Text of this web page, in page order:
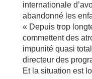
internationale
abandonné les
« Depuis trop
commettent des
impunité quasi
directeur des
Et la situation est